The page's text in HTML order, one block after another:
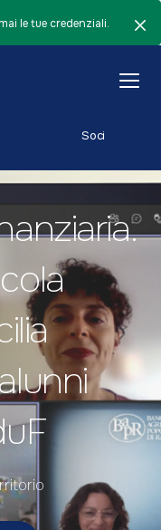
le tue credenziali.
Soci